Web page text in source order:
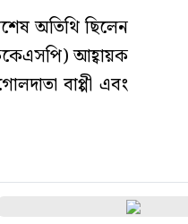
অতিথি ছিলেন
আহ্বায়ক
বাপ্পী এবং